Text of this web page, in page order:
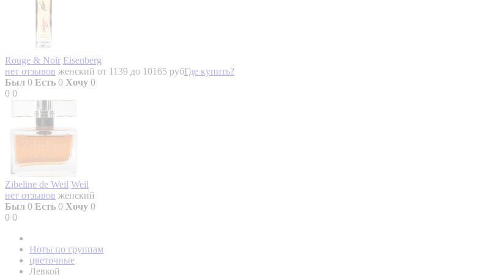
Rouge & Noir Eisenberg
нет отзывов женский от 1139 до 10165 рубГде купить?
Был 0 Есть 0 Хочу 0
0 0
Zibeline de Weil Weil
нет отзывов женский
Был 0 Есть 0 Хочу 0
0 0
Ноты по группам
цветочные
Левкой